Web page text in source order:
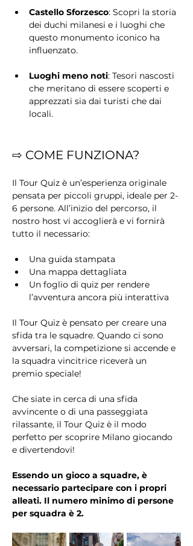
Castello Sforzesco: Scopri la storia
dei duchi milanesi e i luoghi che
questo monumento iconico ha
influenzato.
Luoghi meno noti: Tesori nascosti
che meritano di essere scoperti e
apprezzati sia dai turisti che dai
locali.
⇨ COME FUNZIONA?
Il Tour Quiz è un’esperienza originale
pensata per piccoli gruppi, ideale per 2-
6 persone. All’inizio del percorso, il
nostro host vi accoglierà e vi fornirà
tutto il necessario:
Una guida stampata
Una mappa dettagliata
Un foglio di quiz per rendere
l’avventura ancora più interattiva
Il Tour Quiz è pensato per creare una
sfida tra le squadre. Quando ci sono
avversari, la competizione si accende e
la squadra vincitrice riceverà un
premio speciale!
Che siate in cerca di una sfida
avvincente o di una passeggiata
rilassante, il Tour Quiz è il modo
perfetto per scoprire Milano giocando
e divertendovi!
Essendo un gioco a squadre, è
necessario partecipare con i propri
alleati. Il numero minimo di persone
per squadra è 2.